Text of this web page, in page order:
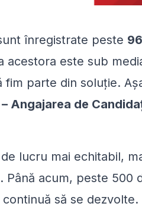
înregistrate peste
acestora este sub
parte din soluție.
Angajarea de
lucru mai echitabil,
acum, peste 500
să se dezvolte.